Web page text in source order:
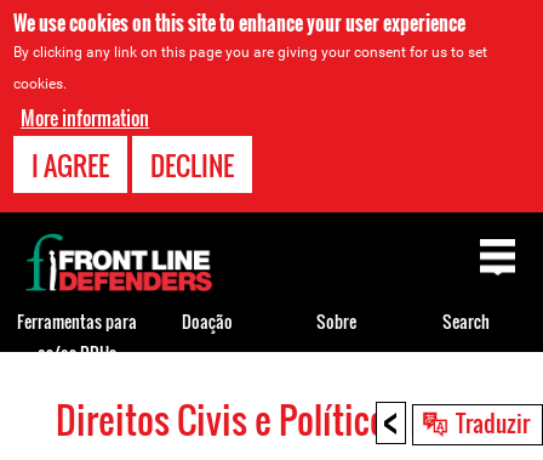
We use cookies on this site to enhance your user experience
By clicking any link on this page you are giving your consent for us to set
cookies.
More information
I AGREE DECLINE
< Traduzir
Direitos Civis e Políticos HRDs
Back
to
top
Ferramentas para
os/as DDHs
Doação Sobre Search